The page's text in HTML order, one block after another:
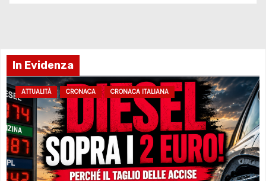
In Evidenza
ATTUALITÀ CRONACA CRONACA ITALIANA